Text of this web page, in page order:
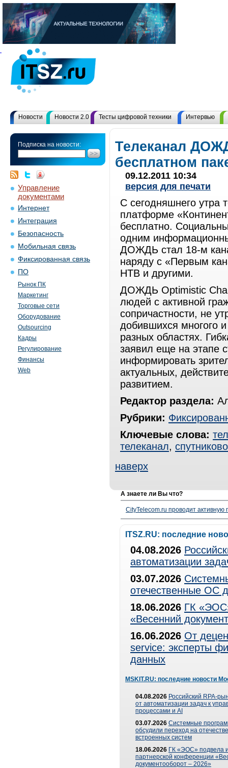
Новости Новости 2.0 Тесты цифровой техники Интервью
Подписка на новости:
Управление
документами
Интернет
Интеграция
Безопасность
Мобильная связь
Фиксированная связь
ПО
Рынок ПК
Маркетинг
Торговые сети
Оборудование
Outsourcing
Кадры
Регулирование
Финансы
Web
Телеканал
бесплатном
09.12.2011 10:34
версия для печати
С сегодняшнего утра
платформе
бесплатно.
одним
ДОЖДЬ стал 18-м
наряду с «Первым
НТВ и другими.
ДОЖДЬ Optimistic
людей с активной
сопричастности, не
добившихся многого
разных областях.
заявил еще на этапе
информировать
актуальных,
развитием.
Редактор раздела:
Рубрики:
Ключевые слова:
телеканал,
наверх
А знаете ли Вы что?
CityTelecom.ru проводит активную
ITSZ.RU: последние
04.08.2026
автоматизации
03.07.2026
отечественные ОС
18.06.2026 ГК
«Весенний
16.06.2026 От
service: эксперты
данных
MSKIT.RU: последние новости
04.08.2026 Российский RPA-
от автоматизации задач к
процессами и AI
03.07.2026 Системные
обсудили переход на
встроенных систем
18.06.2026 ГК «ЭОС» подвела
партнерской конференции
документооборот – 2026»